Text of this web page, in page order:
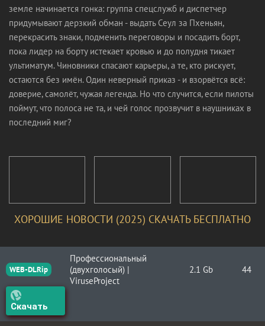
земле начинается гонка: группа спецслужб и диспетчер
придумывают дерзкий обман - выдать Сеул за Пхеньян,
перекрасить знаки, подменить переговоры и посадить борт,
пока лидер на борту истекает кровью и до полудня тикает
ультиматум. Чиновники спасают карьеры, а те, кто рискует,
остаются без имён. Один неверный приказ - и взорвётся всё:
доверие, самолёт, чужая легенда. Но что случится, если пилоты
поймут, что полоса не та, и чей голос прозвучит в наушниках в
последний миг?
ХОРОШИЕ НОВОСТИ (2025) СКАЧАТЬ БЕСПЛАТНО
WEB-DLRip
Профессиональный
(двухголосый) |
ViruseProject
2.1 Gb 44
Скачать